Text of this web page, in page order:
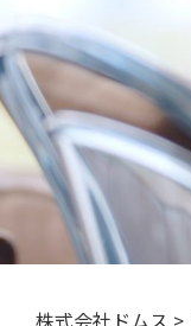
株式会社ドムス >